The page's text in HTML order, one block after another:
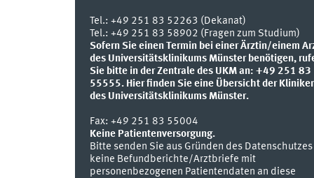
Tel.: +49 251 83 52263 (Dekanat)
Tel.: +49 251 83 58902 (Fragen zum Studium)
Sofern Sie einen Termin bei einer Ärztin/einem
des Universitätsklinikums Münster benötigen,
Sie bitte in der Zentrale des UKM an: +49 251 83
55555. Hier finden Sie eine Übersicht der
des Universitätsklinikums Münster.
Fax: +49 251 83 55004
Keine Patientenversorgung.
Bitte senden Sie aus Gründen des Datenschutzes
keine Befundberichte/Arztbriefe mit
personenbezogenen Patientendaten an diese